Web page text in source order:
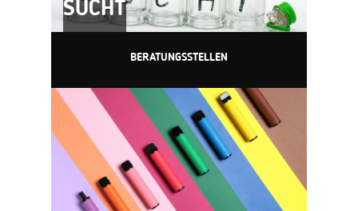
SUCHT
BERATUNGSSTELLEN